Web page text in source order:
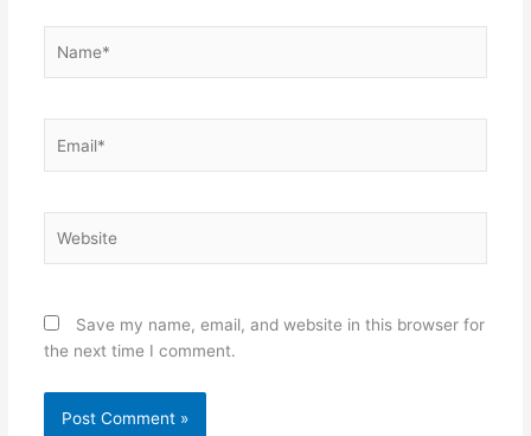
Save my name, email, and website in this browser for
the next time I comment.